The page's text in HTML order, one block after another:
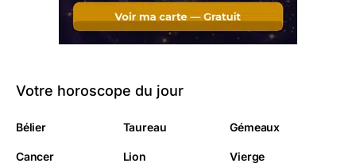
Votre horoscope du jour
Bélier Taureau Gémeaux
Cancer Lion Vierge